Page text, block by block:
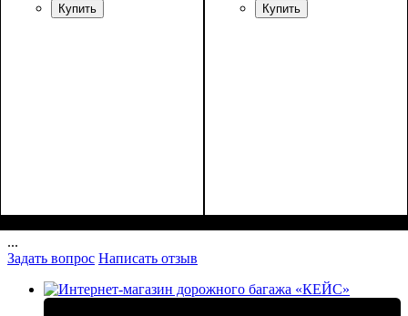
Купить Купить
...
Задать вопрос Написать отзыв